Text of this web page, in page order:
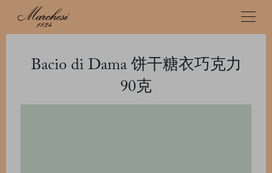
Bacio di Dama 饼干糖衣巧克力
90克